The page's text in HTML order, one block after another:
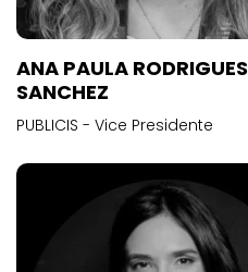
ANA PAULA RODRIGUES
SANCHEZ
PUBLICIS - Vice Presidente